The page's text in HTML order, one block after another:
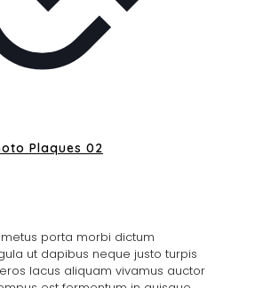
Plaques 02
porta morbi dictum
ut dapibus neque justo turpis
lacus aliquam vivamus auctor